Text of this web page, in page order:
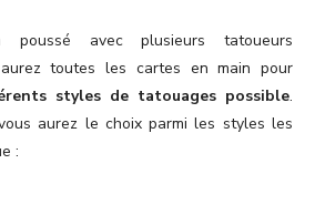
poussé avec plusieurs tatoueurs
toutes les cartes en main pour
styles de tatouages possible.
aurez le choix parmi les styles les
: